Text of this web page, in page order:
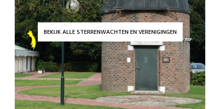
BEKIJK ALLE STERRENWACHTEN EN VERENIGINGEN